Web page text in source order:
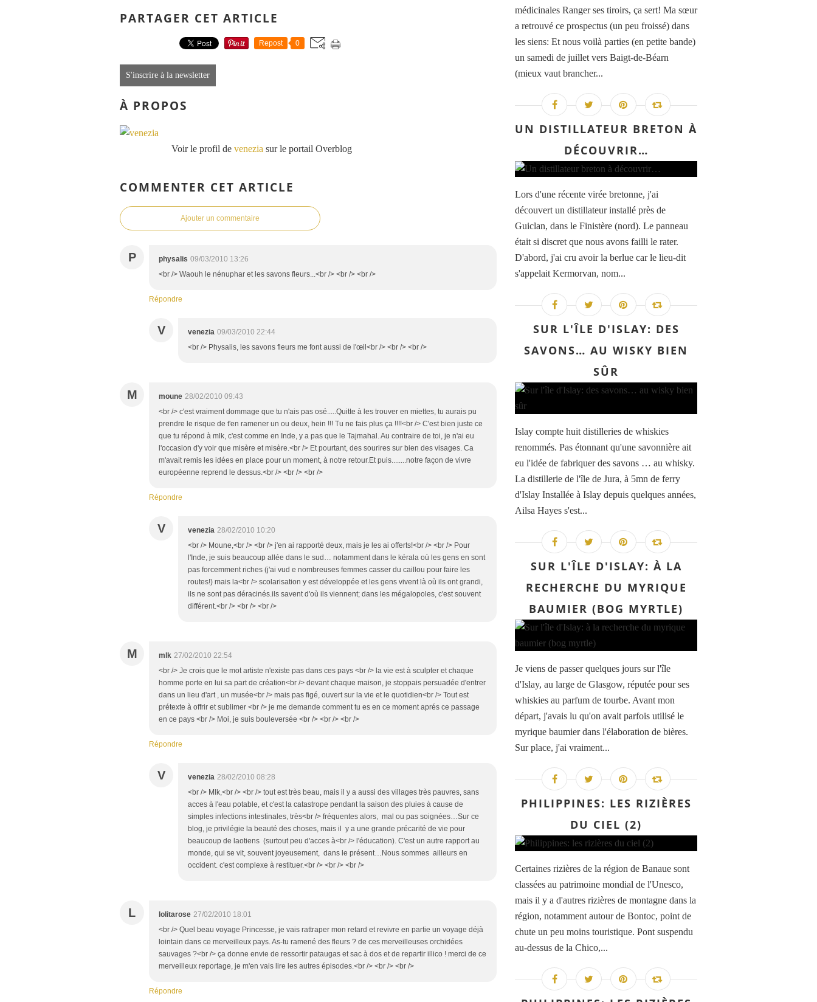
PARTAGER CET ARTICLE
Repost 0
S'inscrire à la newsletter
À PROPOS
Voir le profil de venezia sur le portail Overblog
COMMENTER CET ARTICLE
Ajouter un commentaire
P physalis 09/03/2010 13:26
<br /> Waouh le nénuphar et les savons fleurs...<br /> <br /> <br />
Répondre
V venezia 09/03/2010 22:44
<br /> Physalis, les savons fleurs me font aussi de l'œil<br /> <br /> <br />
M moune 28/02/2010 09:43
<br /> c'est vraiment dommage que tu n'ais pas osé.....Quitte à les trouver en miettes, tu aurais pu
prendre le risque de t'en ramener un ou deux, hein !!! Tu ne fais plus ça !!!!<br /> C'est bien juste ce
que tu répond à mlk, c'est comme en Inde, y a pas que le Tajmahal. Au contraire de toi, je n'ai eu
l'occasion d'y voir que misère et misère.<br /> Et pourtant, des sourires sur bien des visages. Ca
m'avait remis les idées en place pour un moment, à notre retour.Et puis........notre façon de vivre
européenne reprend le dessus.<br /> <br /> <br />
Répondre
V venezia 28/02/2010 10:20
<br /> Moune,<br /> <br /> j'en ai rapporté deux, mais je les ai offerts!<br /> <br /> Pour
l'Inde, je suis beaucoup allée dans le sud… notamment dans le kérala où les gens en sont
pas forcemment riches (j'ai vud e nombreuses femmes casser du caillou pour faire les
routes!) mais la<br /> scolarisation y est développée et les gens vivent là où ils ont grandi,
ils ne sont pas déracinés.ils savent d'où ils viennent; dans les mégalopoles, c'est souvent
différent.<br /> <br /> <br />
M mlk 27/02/2010 22:54
<br /> Je crois que le mot artiste n'existe pas dans ces pays <br /> la vie est à sculpter et chaque
homme porte en lui sa part de création<br /> devant chaque maison, je stoppais persuadée d'entrer
dans un lieu d'art , un musée<br /> mais pas figé, ouvert sur la vie et le quotidien<br /> Tout est
prétexte à offrir et sublimer <br /> je me demande comment tu es en ce moment aprés ce passage
en ce pays <br /> Moi, je suis bouleversée <br /> <br /> <br />
Répondre
V venezia 28/02/2010 08:28
<br /> Mlk,<br /> <br /> tout est très beau, mais il y a aussi des villages très pauvres, sans
acces à l'eau potable, et c'est la catastrope pendant la saison des pluies à cause de
simples infections intestinales, très<br /> fréquentes alors, mal ou pas soignées…Sur ce
blog, je privilégie la beauté des choses, mais il y a une grande précarité de vie pour
beaucoup de laotiens (surtout peu d'acces à<br /> l'éducation). C'est un autre rapport au
monde, qui se vit, souvent joyeusement, dans le présent…Nous sommes ailleurs en
occident. c'est complexe à restituer.<br /> <br /> <br />
L lolitarose 27/02/2010 18:01
<br /> Quel beau voyage Princesse, je vais rattraper mon retard et revivre en partie un voyage déjà
lointain dans ce merveilleux pays. As-tu ramené des fleurs ? de ces merveilleuses orchidées
sauvages ?<br /> ça donne envie de ressortir pataugas et sac à dos et de repartir illico ! merci de ce
merveilleux reportage, je m'en vais lire les autres épisodes.<br /> <br /> <br />
Répondre
médicinales Ranger ses tiroirs, ça sert! Ma sœur
a retrouvé ce prospectus (un peu froissé) dans
les siens: Et nous voilà parties (en petite bande)
un samedi de juillet vers Baigt-de-Béarn
(mieux vaut brancher...
UN DISTILLATEUR BRETON À
DÉCOUVRIR…
Lors d'une récente virée bretonne, j'ai
découvert un distillateur installé près de
Guiclan, dans le Finistère (nord). Le panneau
était si discret que nous avons failli le rater.
D'abord, j'ai cru avoir la berlue car le lieu-dit
s'appelait Kermorvan, nom...
SUR L'ÎLE D'ISLAY: DES
SAVONS… AU WISKY BIEN
SÛR
Islay compte huit distilleries de whiskies
renommés. Pas étonnant qu'une savonnière ait
eu l'idée de fabriquer des savons … au whisky.
La distillerie de l'île de Jura, à 5mn de ferry
d'Islay Installée à Islay depuis quelques années,
Ailsa Hayes s'est...
SUR L'ÎLE D'ISLAY: À LA
RECHERCHE DU MYRIQUE
BAUMIER (BOG MYRTLE)
Je viens de passer quelques jours sur l'île
d'Islay, au large de Glasgow, réputée pour ses
whiskies au parfum de tourbe. Avant mon
départ, j'avais lu qu'on avait parfois utilisé le
myrique baumier dans l'élaboration de bières.
Sur place, j'ai vraiment...
PHILIPPINES: LES RIZIÈRES
DU CIEL (2)
Certaines rizières de la région de Banaue sont
classées au patrimoine mondial de l'Unesco,
mais il y a d'autres rizières de montagne dans la
région, notamment autour de Bontoc, point de
chute un peu moins touristique. Pont suspendu
au-dessus de la Chico,...